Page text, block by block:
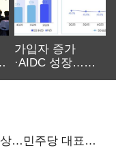
가입자 증가
·AIDC 성장…
…민주당 대표로